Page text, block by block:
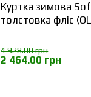
Куртка зимова
толстовка фліс
4 928.00 грн
2 464.00 грн